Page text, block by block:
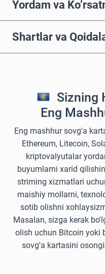
Yordam va
Shartlar va
Sizning
Eng
Eng mashhur sovg'a
Ethereum, Litecoin,
kriptovalyutalar
buyumlarni xarid
striming xizmatlari
maishiy mollarni,
sotib olishni
Masalan, sizga kerak
olish uchun Bitcoin yoki
sovg'a kartasini